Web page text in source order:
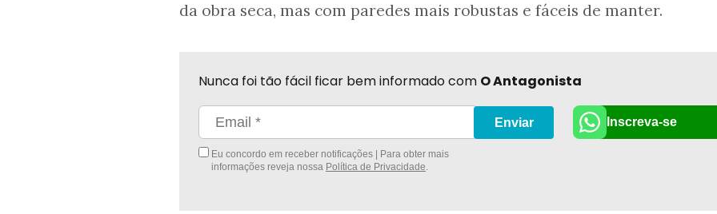
da obra seca, mas com paredes mais robustas e fáceis de manter.
Nunca foi tão fácil ficar bem informado com O Antagonista
Eu concordo em receber notificações | Para obter mais
informações reveja nossa Política de Privacidade.
Enviar Inscreva-se